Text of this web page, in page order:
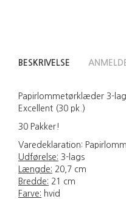
BESKRIVELSE
Papirlommetørklæder 3-
Excellent (30 pk.)
30 Pakker!
Varedeklaration:
Udførelse: 3-lags
Længde: 20,7 cm
Bredde: 21 cm
Farve: hvid